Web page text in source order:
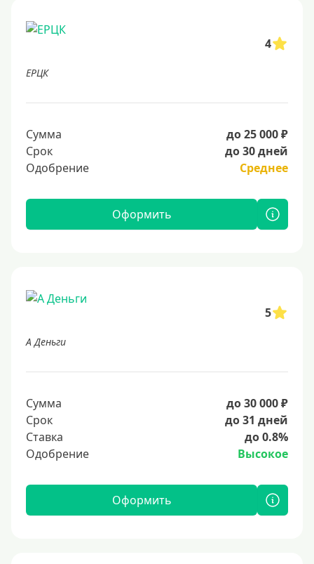
4
ЕРЦК
Сумма
до 25 000 ₽
Срок
до 30 дней
Одобрение
Среднее
Оформить
5
А Деньги
Сумма
до 30 000 ₽
Срок
до 31 дней
Ставка
до 0.8%
Одобрение
Высокое
Оформить